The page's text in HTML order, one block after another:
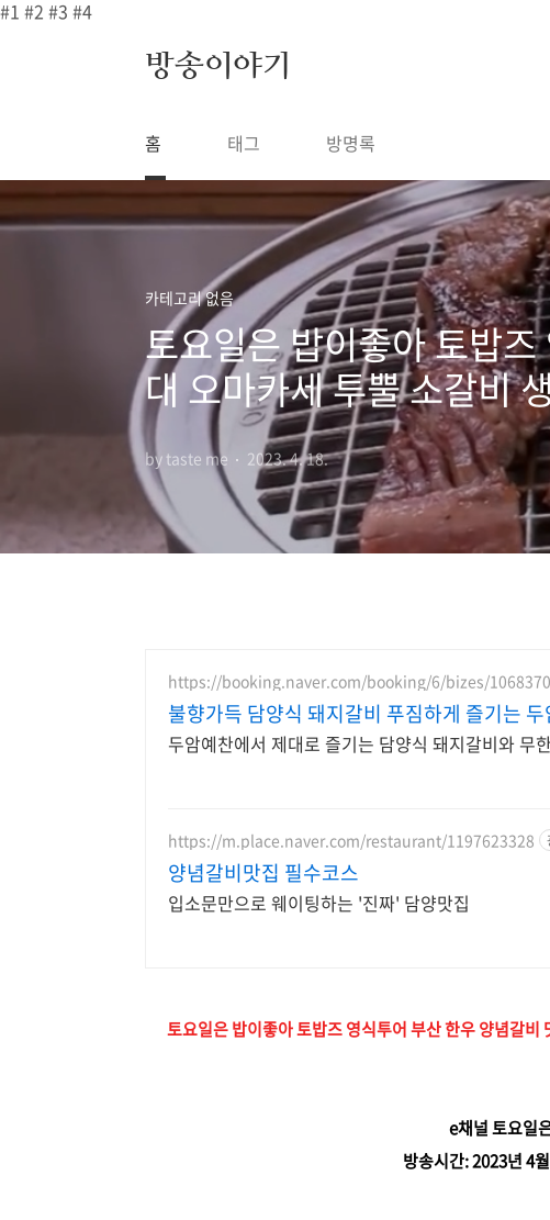
#1 #2 #3 #4
본문 바로가기
방송이야기
홈 태그 방명록
카테고리 없음
토요일은 밥이좋아 토밥
대 오마카세 투뿔 소갈비
by taste me 2023. 4. 18.
https://booking.naver.com/booking/6/bizes/1068370
불향가득 담양식 돼지갈비 푸짐하게 즐기는
두암예찬에서 제대로 즐기는 담양식 돼지갈비와 무
https://m.place.naver.com/restaurant/1197623328
양념갈비맛집 필수코스
입소문만으로 웨이팅하는 '진짜' 담양맛집
토요일은 밥이좋아 토밥즈 영식투어 부산 한우 양념갈
e채널 토요일
방송시간: 2023년 4